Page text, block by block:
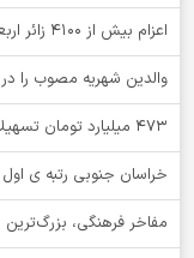
اعزام بیش از 4100 زائر اربعین حسینی از خراسان جنوبی
والدین شهریه مصوب را
۴۷۳ میلیارد تومان تسهیلات، پشتوانه اشتغال مددجویان خراسان‌جنوبی
خراسان جنوبی رتبه ی
مفاخر فرهنگی،